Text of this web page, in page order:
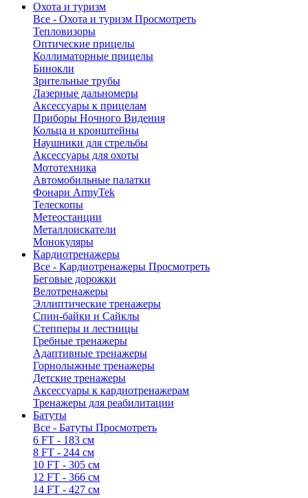
Охота и туризм
Все - Охота и туризм Просмотреть
Тепловизоры
Оптические прицелы
Коллиматорные прицелы
Бинокли
Зрительные трубы
Лазерные дальномеры
Аксессуары к прицелам
Приборы Ночного Видения
Кольца и кронштейны
Наушники для стрельбы
Аксессуары для охоты
Мототехника
Автомобильные палатки
Фонари ArmyTek
Телескопы
Метеостанции
Металлоискатели
Монокуляры
Кардиотренажеры
Все - Кардиотренажеры Просмотреть
Беговые дорожки
Велотренажеры
Эллиптические тренажеры
Спин-байки и Сайклы
Степперы и лестницы
Гребные тренажеры
Адаптивные тренажеры
Горнолыжные тренажеры
Детские тренажеры
Аксессуары к кардиотренажерам
Тренажеры для реабилитации
Батуты
Все - Батуты Просмотреть
6 FT - 183 см
8 FT - 244 см
10 FT - 305 см
12 FT - 366 см
14 FT - 427 см